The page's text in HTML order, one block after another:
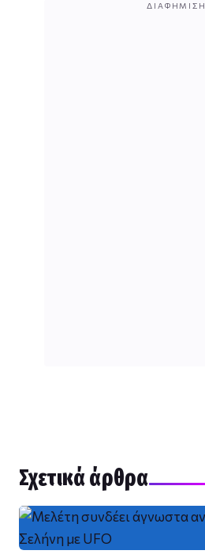
ΔΙΑΦΉΜΙΣΗ
Σχετικά άρθρα